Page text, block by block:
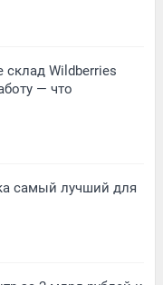
Wildberries
— что
самый лучший для